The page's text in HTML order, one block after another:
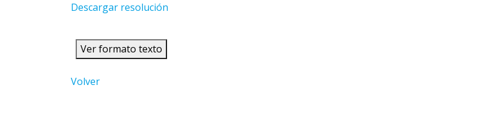
Descargar resolución
Ver formato texto
Volver